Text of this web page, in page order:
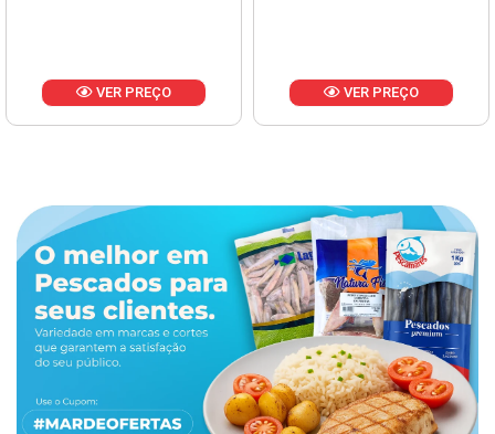
VER PREÇO VER PREÇO